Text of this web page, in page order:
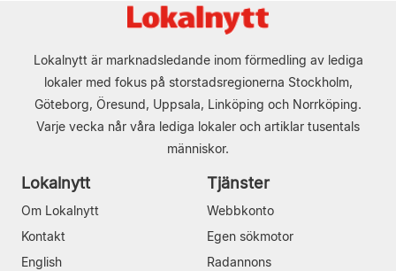
Lokalnytt är marknadsledande inom förmedling av lediga
lokaler med fokus på storstadsregionerna Stockholm,
Göteborg, Öresund, Uppsala, Linköping och Norrköping.
Varje vecka når våra lediga lokaler och artiklar tusentals
människor.
Lokalnytt
Om Lokalnytt
Kontakt
English
Tjänster
Webbkonto
Egen sökmotor
Radannons